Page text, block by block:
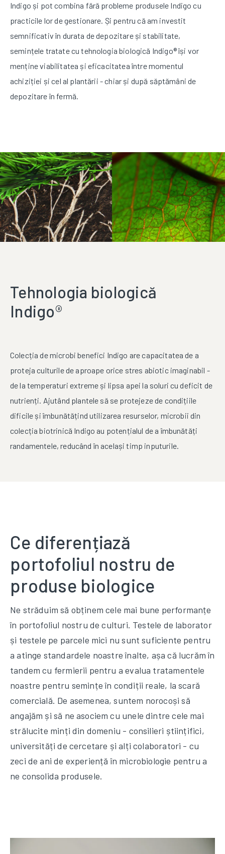
Indigo și pot combina fără probleme produsele Indigo cu
practicile lor de gestionare. Și pentru că am investit
semnificativ în durata de depozitare și stabilitate,
semințele tratate cu tehnologia biologică Indigo® își vor
menține viabilitatea și eficacitatea între momentul
achiziției și cel al plantării - chiar și după săptămâni de
depozitare în fermă.
Tehnologia biologică
Indigo®
Colecția de microbi benefici Indigo are capacitatea de a
proteja culturile de aproape orice stres abiotic imaginabil -
de la temperaturi extreme și lipsa apei la soluri cu deficit de
nutrienți. Ajutând plantele să se protejeze de condițiile
dificile și îmbunătățind utilizarea resurselor, microbii din
colecția biotrinică Indigo au potențialul de a îmbunătăți
randamentele, reducând în același timp inputurile.
Ce diferențiază
portofoliul nostru de
produse biologice
Ne străduim să obținem cele mai bune performanțe
în portofoliul nostru de culturi. Testele de laborator
și testele pe parcele mici nu sunt suficiente pentru
a atinge standardele noastre înalte, așa că lucrăm în
tandem cu fermierii pentru a evalua tratamentele
noastre pentru semințe în condiții reale, la scară
comercială. De asemenea, suntem norocoși să
angajăm și să ne asociem cu unele dintre cele mai
strălucite minți din domeniu - consilieri științifici,
universități de cercetare și alți colaboratori - cu
zeci de ani de experiență în microbiologie pentru a
ne consolida produsele.